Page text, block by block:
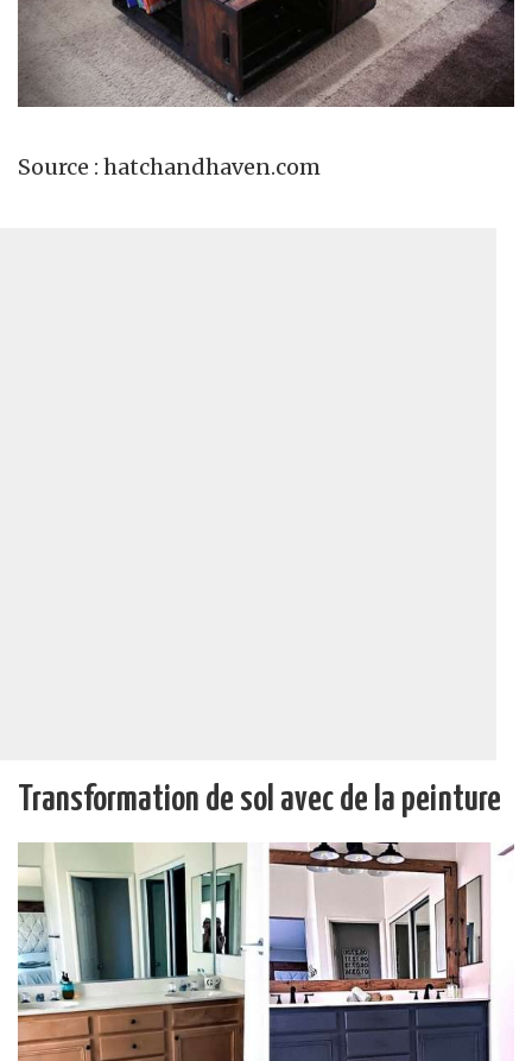
Source : hatchandhaven.com
Transformation de sol avec de la peinture